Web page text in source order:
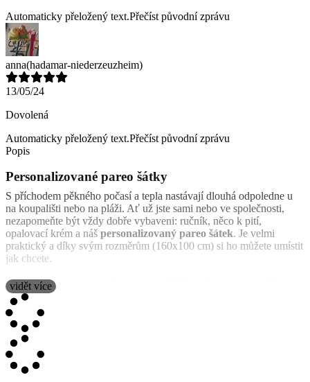
Automaticky přeložený text.Přečíst původní zprávu
anna(hadamar-niederzeuzheim)
13/05/24
Dovolená
Automaticky přeložený text.Přečíst původní zprávu
Popis
Personalizované pareo šátky
S příchodem pěkného počasí a tepla nastávají dlouhá odpoledne u
na koupališti nebo na pláži. Ať už jste sami nebo ve společnosti,
nezapomeňte být vždy dobře vybaveni: ručník, něco k pití,
opalovací krém a náš personalizovaný pareo šátek. Je velmi
praktický a díky svým rozměrům (160x100 cm) si ho můžete umístit
jak chcete.
Navrhuje se potisk jedné strany a to 100% celého povrchu. Díky
tomu si ho můžete přizpůsobit vašemu vkusu a vytvořit koláž
fotografií nebo jednotlivých obrázků nebo textů.
Jak si uvázat pareo šátek
Málo výrobků lze použít v tolika různých formách jako pareo šátek.
V závislosti na vaší velikosti si ho můžete uvázat různými způsoby,
vidět více